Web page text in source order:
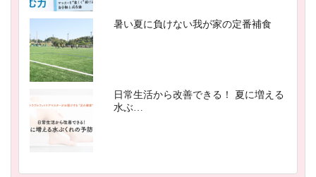
暑い夏に負けない我が家の定番補食
日常生活から改善できる！ 夏に増える
水ぶ…